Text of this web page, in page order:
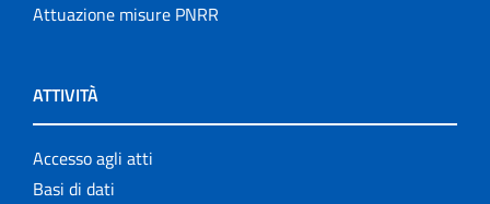
Attuazione misure PNRR
ATTIVITÀ
Accesso agli atti
Basi di dati